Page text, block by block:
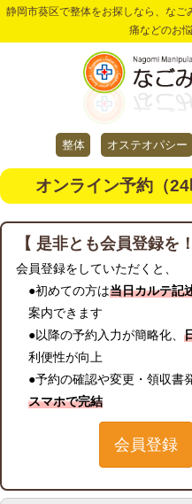
静岡市葵区で整体をお探しなら、な
痛などのお
整体 オステオパシー
オンライン予約（24
【 是非とも会員登録を！
会員登録をしていただくと、
●初めての方は当日カルテ記
案内できます
●以降の予約入力が簡略化、
利便性が向上
●予約の確認や変更・領収書
スマホで完結
会員登録